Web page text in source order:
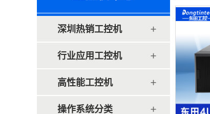
深圳热销工控机
行业应用工控机
高性能工控机
操作系统分类